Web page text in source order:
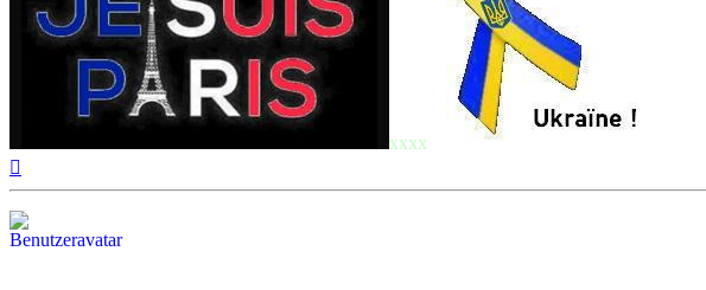
xxxx